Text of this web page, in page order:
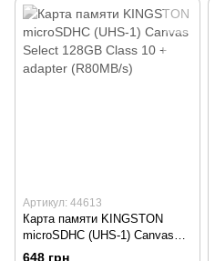
Артикул: 44613
Карта памяти KINGSTON
microSDHC (UHS-1) Canvas
Select 128GB Class 10 +
648 грн